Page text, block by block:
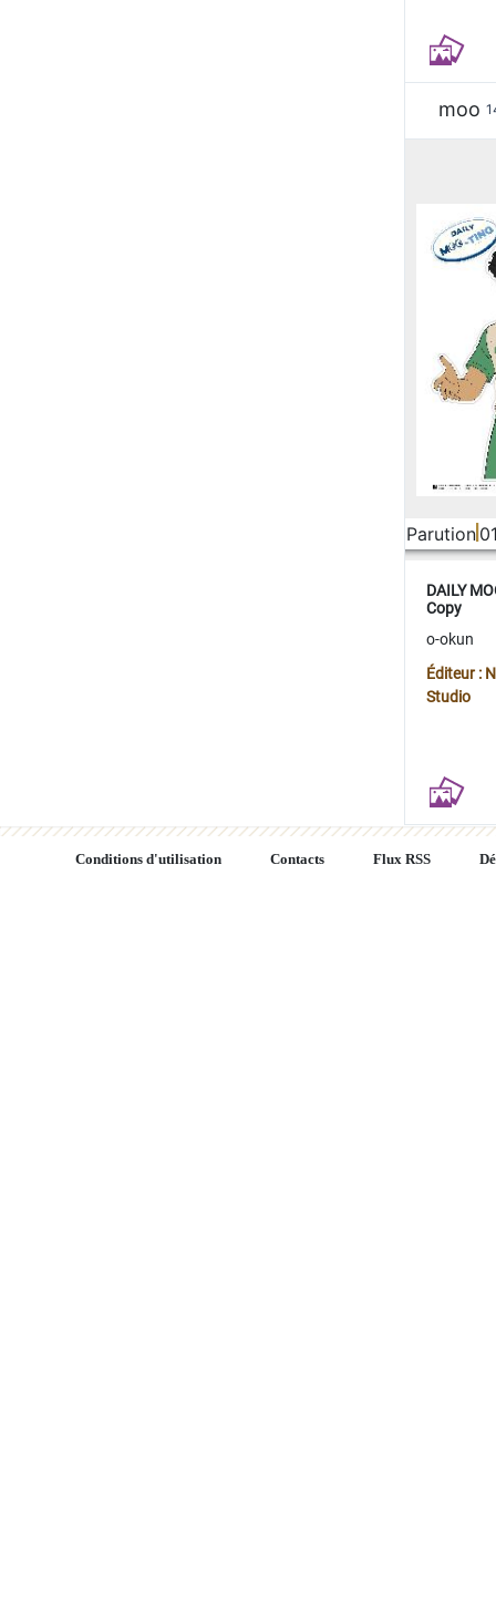
moo
Parution
DAILY
Copy
o-okun
Éditeur :
Studio
Conditions d'utilisation Contacts Flux RSS